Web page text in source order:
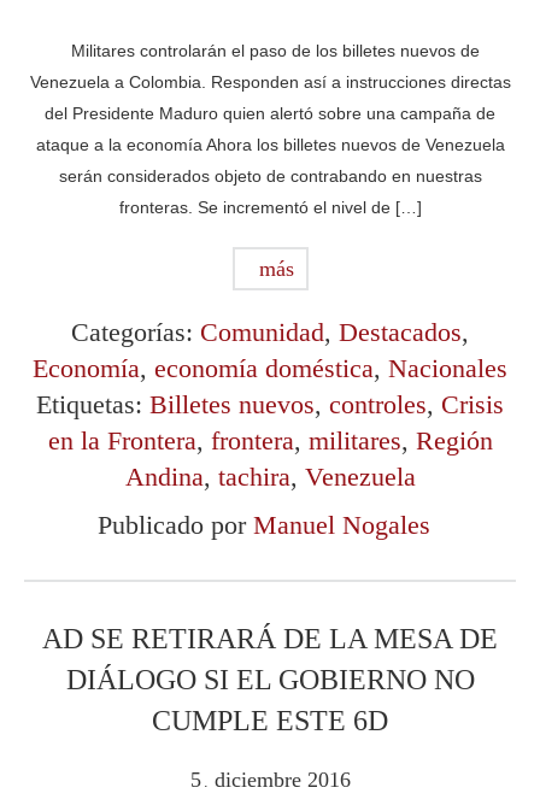
Militares controlarán el paso de los billetes nuevos de
Venezuela a Colombia. Responden así a instrucciones directas
del Presidente Maduro quien alertó sobre una campaña de
ataque a la economía Ahora los billetes nuevos de Venezuela
serán considerados objeto de contrabando en nuestras
fronteras. Se incrementó el nivel de […]
más
Categorías: Comunidad, Destacados,
Economía, economía doméstica, Nacionales
Etiquetas: Billetes nuevos, controles, Crisis
en la Frontera, frontera, militares, Región
Andina, tachira, Venezuela
Publicado por Manuel Nogales
AD SE RETIRARÁ DE LA MESA DE
DIÁLOGO SI EL GOBIERNO NO
CUMPLE ESTE 6D
5 . diciembre 2016